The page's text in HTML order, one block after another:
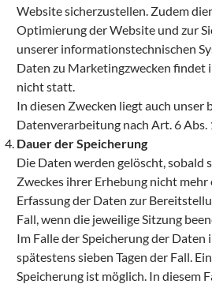
Website sicherzustellen. Zudem
Optimierung der Website und zur
unserer informationstechnischen
Daten zu Marketingzwecken findet
nicht statt.
In diesen Zwecken liegt auch unser
Datenverarbeitung nach Art. 6 Abs.
Dauer der Speicherung
Die Daten werden gelöscht, sobald
Zweckes ihrer Erhebung nicht
Erfassung der Daten zur
Fall, wenn die jeweilige Sitzung
Im Falle der Speicherung der Daten
spätestens sieben Tagen der Fall.
Speicherung ist möglich. In diesem